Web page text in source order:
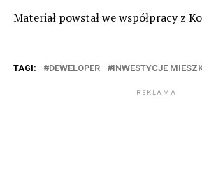
Materiał powstał we współpracy z
TAGI: DEWELOPER INWESTYCJE
REKLAMA